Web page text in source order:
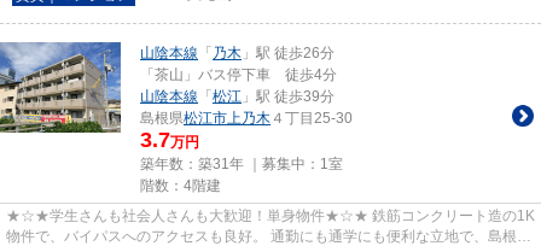
山陰本線 「 乃木 」駅 徒歩26分
「茶山」バス停下車 徒歩4分
山陰本線 「 松江 」駅 徒歩39分
島根県松江市上乃木 ４丁目25-30
3.7万円
築年数：築31年 ｜募集中： 1室
階数：4階建
★☆★学生さんも社会人さんも大歓迎！単身物件★☆★ 鉄筋コンクリート造の1K
物件で、バイパスへのアクセスも良好。 通勤にも通学にも便利な立地で、島根県